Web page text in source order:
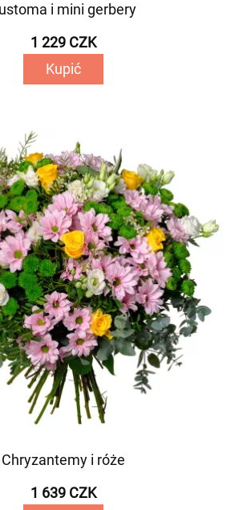
i mini gerbery
1 229 CZK
Kupić
Chryzantemy i róże
1 639 CZK